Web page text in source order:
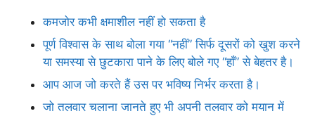
कमजोर कभी क्षमाशील नहीं हो सकता है
पूर्ण विश्वास के साथ बोला गया “नहीं” सिर्फ दूसरों को खुश करने
या समस्या से छुटकारा पाने के लिए बोले गए “हाँ” से बेहतर है।
आप आज जो करते हैं उस पर भविष्य निर्भर करता है।
जो तलवार चलाना जानते हुए भी अपनी तलवार को मयान में